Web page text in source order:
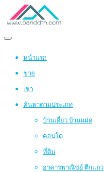
หน้าแรก
ขาย
เช่า
ค้นหาตามประเภท
บ้านเดี่ยว บ้านแฝด
คอนโด
ที่ดิน
อาคารพาณิชย์ ตึกแถว